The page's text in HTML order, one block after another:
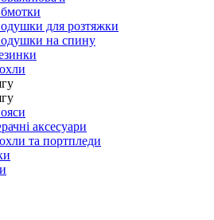
для розтяжки
на спину
аксесуари
та портпледи